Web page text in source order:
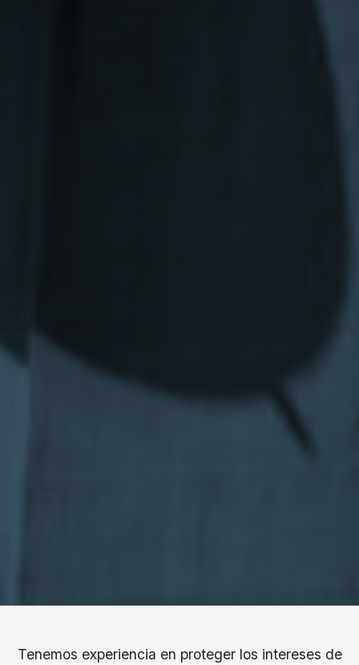
Tenemos experiencia en proteger los intereses de